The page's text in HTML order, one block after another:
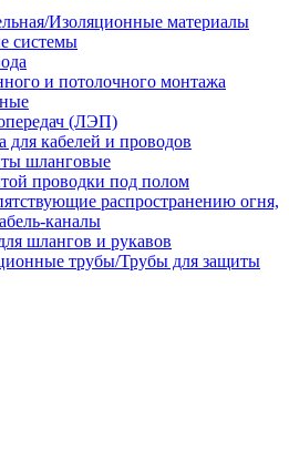
Изоляционные материалы
системы
и потолочного монтажа
(ЛЭП)
для кабелей и проводов
шланговые
проводки под полом
распространению огня,
каналы
шлангов и рукавов
трубы/Трубы для защиты